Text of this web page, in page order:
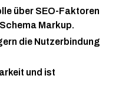
über SEO-Faktoren
Markup.
die Nutzerbindung
und ist